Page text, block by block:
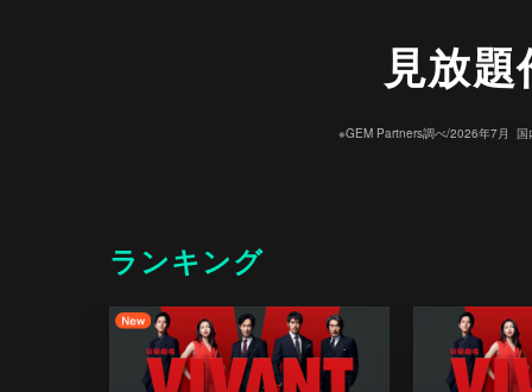
見放
※GEM Partners調べ/2026年7⽉ 国
ランキング